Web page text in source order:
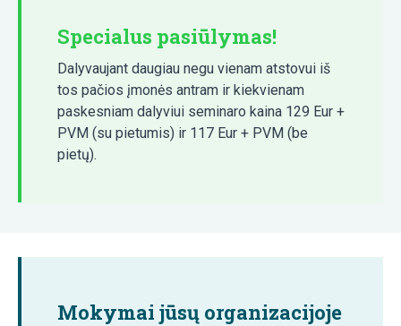
Specialus pasiūlymas!
Dalyvaujant daugiau negu vienam atstovui iš
tos pačios įmonės antram ir kiekvienam
paskesniam dalyviui seminaro kaina 129 Eur +
PVM (su pietumis) ir 117 Eur + PVM (be
pietų).
Mokymai jūsų organizacijoje